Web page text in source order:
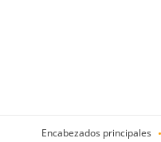
Encabezados principales